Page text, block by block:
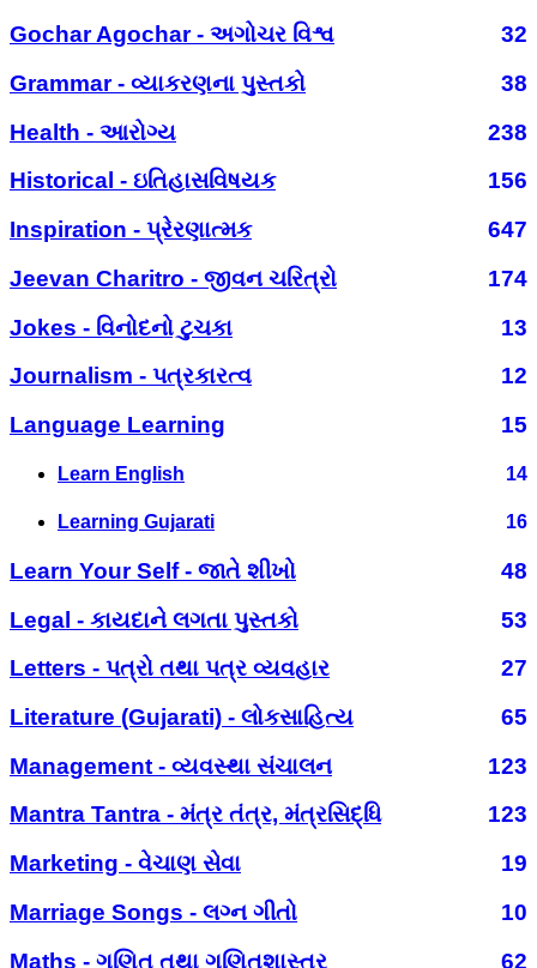
Gochar Agochar - અગોચર વિશ્વ
32
Grammar - વ્યાકરણના પુસ્તકો
38
Health - આરોગ્ય
238
Historical - ઇતિહાસવિષયક
156
Inspiration - પ્રેરણાત્મક
647
Jeevan Charitro - જીવન ચરિત્રો
174
Jokes - વિનોદનો ટુચકા
13
Journalism - પત્રકારત્વ
12
Language Learning
15
Learn English 14
Learning Gujarati 16
Learn Your Self - જાતે શીખો
48
Legal - કાયદાને લગતા પુસ્તકો
53
Letters - પત્રો તથા પત્ર વ્યવહાર
27
Literature (Gujarati) - લોકસાહિત્ય
65
Management - વ્યવસ્થા સંચાલન
123
Mantra Tantra - મંત્ર તંત્ર, મંત્રસિદ્ધિ
123
Marketing - વેચાણ સેવા
19
Marriage Songs - લગ્ન ગીતો
10
Maths - ગણિત તથા ગણિતશાસ્ત્ર
62